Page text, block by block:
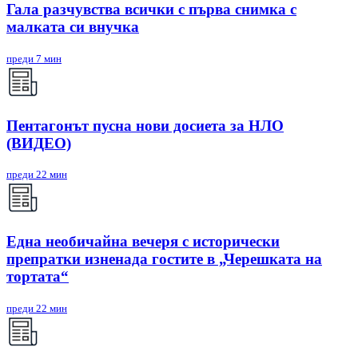
Гала разчувства всички с първа снимка с
малката си внучка
преди 7 мин
Пентагонът пусна нови досиета за НЛО
(ВИДЕО)
преди 22 мин
Една необичайна вечеря с исторически
препратки изненада гостите в „Черешката на
тортата“
преди 22 мин